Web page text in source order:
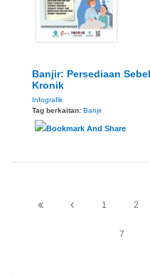
Banjir: Persediaan
Kronik
Infografik
Tag berkaitan: Banjir
1 2
7